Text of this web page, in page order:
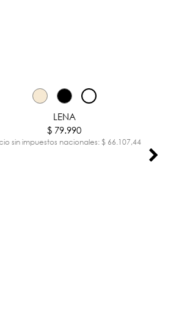
LENA
$ 79.990
sin impuestos nacionales: $ 66.107,44